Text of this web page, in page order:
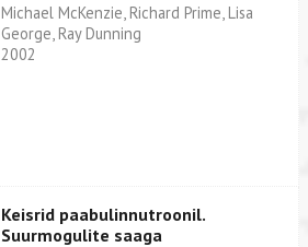
Michael McKenzie, Richard Prime, Lisa
George, Ray Dunning
2002
Keisrid paabulinnutroonil.
Suurmogulite saaga